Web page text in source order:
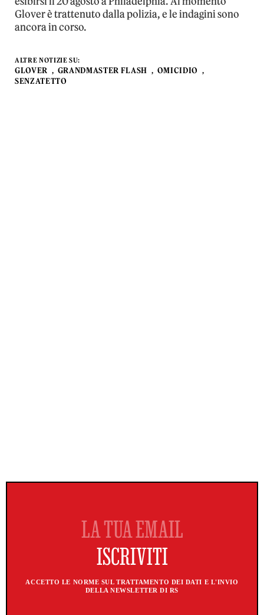
Glover è trattenuto dalla polizia, e le indagini sono
ancora in corso.
ALTRE NOTIZIE SU:
GLOVER GRANDMASTER FLASH
OMICIDIO
SENZATETTO
ACCETTO LE NORME SUL TRATTAMENTO DEI DATI E L'INVIO
DELLA NEWSLETTER DI RS